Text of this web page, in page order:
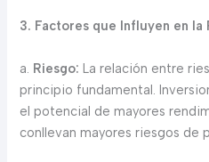
3. Factores que Influyen en la
a. Riesgo: La relación entre
principio fundamental.
el potencial de mayores
conllevan mayores riesgos de